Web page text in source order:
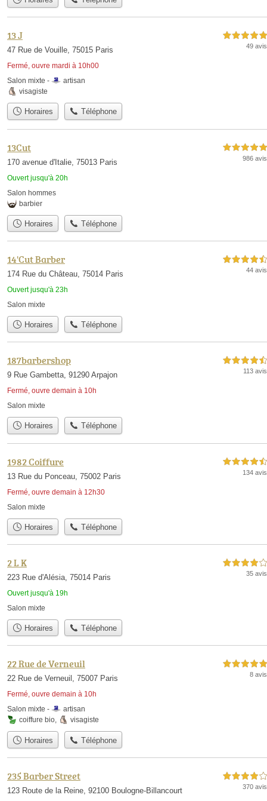
13 J
47 Rue de Vouille, 75015 Paris
Fermé, ouvre mardi à 10h00
5,0 étoiles sur 5
49 avis
Salon mixte -
artisan
visagiste
Horaires Téléphone
13Cut
170 avenue d'Italie, 75013 Paris
Ouvert jusqu'à 20h
5,0 étoiles sur 5
986 avis
Salon hommes
barbier
Horaires Téléphone
14'Cut Barber
174 Rue du Château, 75014 Paris
Ouvert jusqu'à 23h
4,5 étoiles sur 5
44 avis
Salon mixte
Horaires Téléphone
187barbershop
9 Rue Gambetta, 91290 Arpajon
Fermé, ouvre demain à 10h
4,5 étoiles sur 5
113 avis
Salon mixte
Horaires Téléphone
1982 Coiffure
13 Rue du Ponceau, 75002 Paris
Fermé, ouvre demain à 12h30
4,5 étoiles sur 5
134 avis
Salon mixte
Horaires Téléphone
2 L K
223 Rue d'Alésia, 75014 Paris
Ouvert jusqu'à 19h
4,0 étoiles sur 5
35 avis
Salon mixte
Horaires Téléphone
22 Rue de Verneuil
22 Rue de Verneuil, 75007 Paris
Fermé, ouvre demain à 10h
5,0 étoiles sur 5
8 avis
Salon mixte -
artisan
coiffure bio, visagiste
Horaires Téléphone
235 Barber Street
123 Route de la Reine, 92100 Boulogne-Billancourt
4,0 étoiles sur 5
370 avis